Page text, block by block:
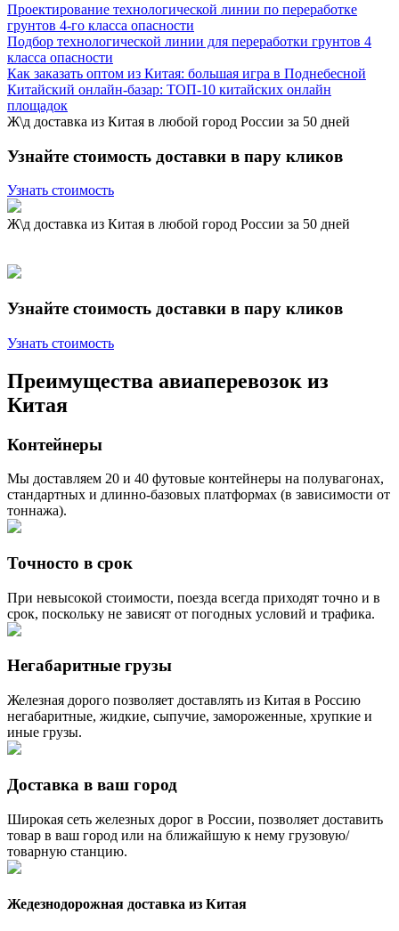
Проектирование технологической линии по переработке
грунтов 4-го класса опасности
Подбор технологической линии для переработки грунтов 4
класса опасности
Как заказать оптом из Китая: большая игра в Поднебесной
Китайский онлайн-базар: ТОП-10 китайских онлайн
площадок
Ж\д доставка из Китая в любой город России за 50 дней
Узнайте стоимость доставки в пару кликов
Узнать стоимость
Ж\д доставка из Китая в любой город России за 50 дней
Узнайте стоимость доставки в пару кликов
Узнать стоимость
Преимущества авиаперевозок из
Китая
Контейнеры
Мы доставляем 20 и 40 футовые контейнеры на полувагонах,
стандартных и длинно-базовых платформах (в зависимости от
тоннажа).
Точносто в срок
При невысокой стоимости, поезда всегда приходят точно и в
срок, поскольку не зависят от погодных условий и трафика.
Негабаритные грузы
Железная дорого позволяет доставлять из Китая в Россию
негабаритные, жидкие, сыпучие, замороженные, хрупкие и
иные грузы.
Доставка в ваш город
Широкая сеть железных дорог в России, позволяет доставить
товар в ваш город или на ближайшую к нему грузовую/
товарную станцию.
Жедезнодорожная доставка из Китая